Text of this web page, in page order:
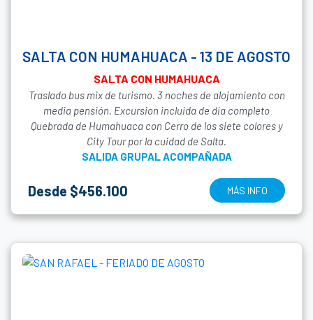
SALTA CON HUMAHUACA - 13 DE AGOSTO
SALTA CON HUMAHUACA
Traslado bus mix de turismo. 3 noches de alojamiento con
media pensión. Excursion incluida de dia completo
Quebrada de Humahuaca con Cerro de los siete colores y
City Tour por la cuidad de Salta.
SALIDA GRUPAL ACOMPAÑADA
Desde $456.100 MÁS INFO